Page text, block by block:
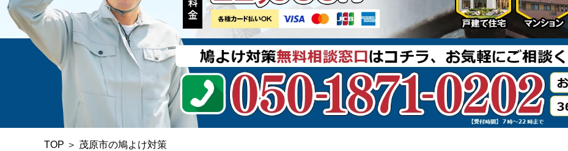
TOP ＞ 茂原市の鳩よけ対策